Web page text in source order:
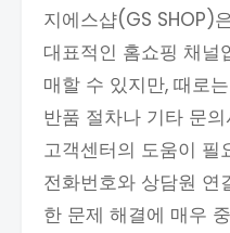
지에스샵(GS SHOP)
대표적인 홈쇼핑 채널
매할 수 있지만, 때로
반품 절차나 기타 문
고객센터의 도움이 필
전화번호와 상담원 연
한 문제 해결에 매우